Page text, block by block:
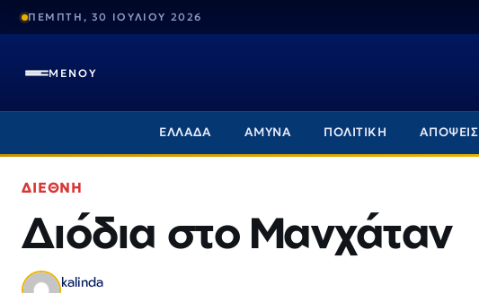
ΠΕΜΠΤΗ, 30 ΙΟΥΛΙΟΥ 2026
ΜΕΝΟΥ
ΕΛΛΑΔΑ ΑΜΥΝΑ ΠΟΛΙΤΙΚΗ ΑΠΟΨΕΙΣ
ΔΙΕΘΝΗ
Διόδια στο Μανχάταν
kalinda